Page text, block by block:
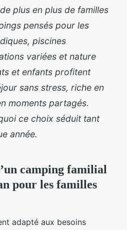
plus en plus de familles
pensés pour les
piscines
variées et nature
et enfants profitent
sans stress, riche en
moments partagés.
ce choix séduit tant
année.
camping familial
pour les familles
adapté aux besoins